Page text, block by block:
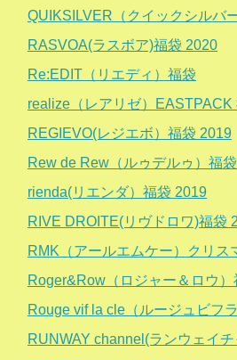
QUIKSILVER（クイックシルバ
RASVOA(ラスボア)福袋 2020
Re:EDIT（リエディ）福袋
realize（レアリゼ）EASTPACK
REGIEVO(レジエボ）福袋 2019
Rew de Rew（ルゥデルゥ）福
rienda(リエンダ）福袋 2019
RIVE DROITE(リヴドロワ)福袋
RMK（アールエムケー）クリス
Roger&Row（ロジャー＆ロウ
Rouge vif la cle（ルージュビフ
RUNWAY channel(ランウェイ